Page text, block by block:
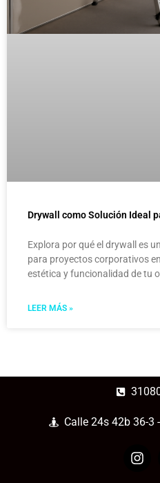
Drywall como Solución Ideal
Explora por qué el drywall es
para proyectos corporativos
estética y funcionalidad de tu
LEER MÁS »
Calle 24s 42b 36-3